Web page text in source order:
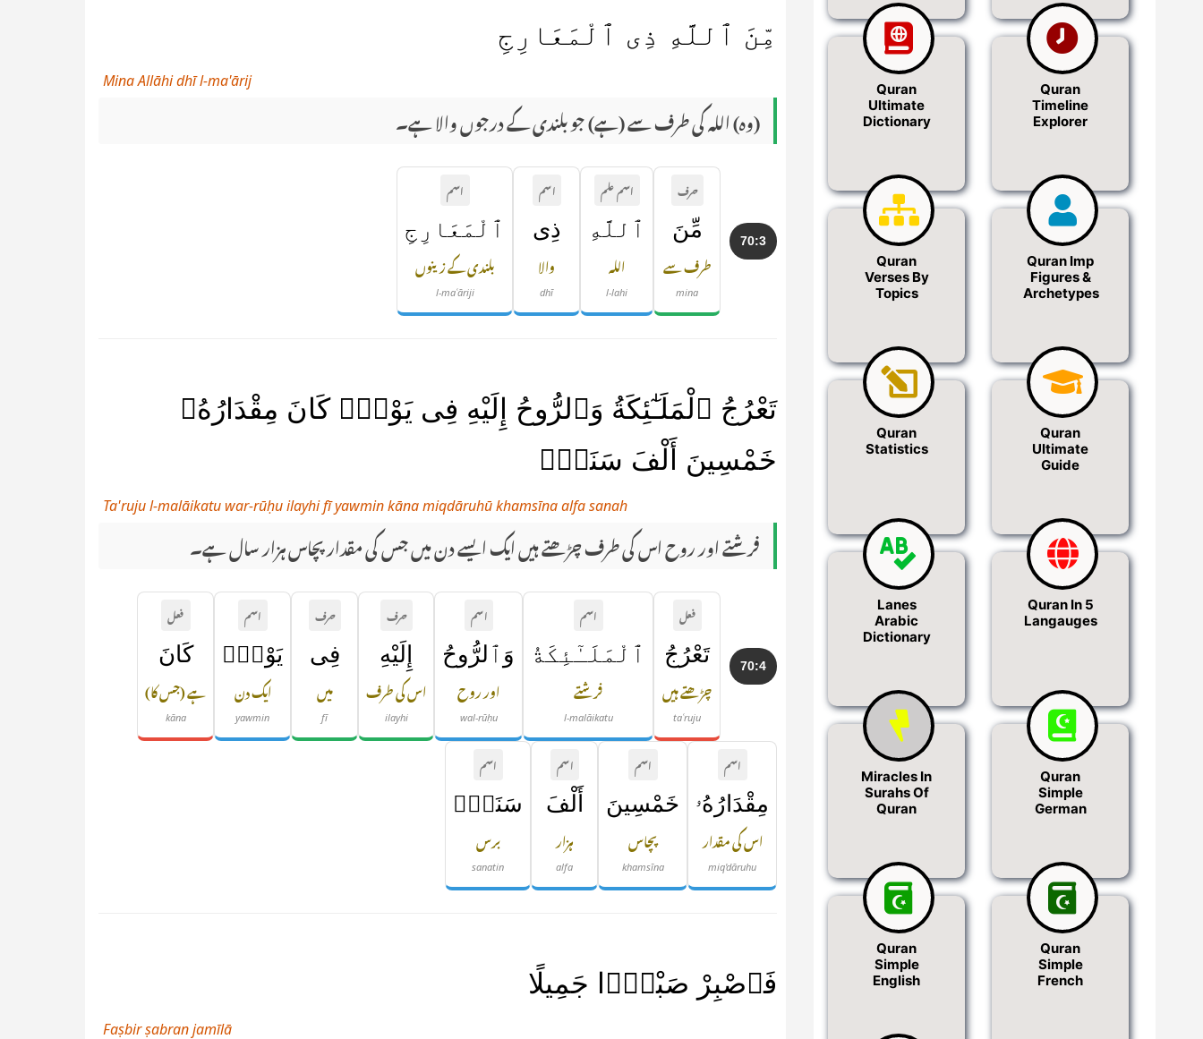
مِّنَ ٱللَّهِ ذِى ٱلْمَعَارِجِ
Mina Allāhi dhī l-ma'ārij
(وہ) اللہ کی طرف سے (ہے) جو بلندی کے درجوں والا ہے۔
70:3
حرف
مِّنَ
طرف سے
mina
اسم علم
ٱللَّهِ
اللہ
l-lahi
اسم
ذِى
والا
dhī
اسم
ٱلْمَعَارِجِ
بلندی کے زینوں
l-maʿāriji
تَعْرُجُ ٱلْمَلَـٰٓئِكَةُ وَٱلرُّوحُ إِلَيْهِ فِى يَوْمٍۢ كَانَ مِقْدَارُهُۥ
خَمْسِينَ أَلْفَ سَنَةٍۢ
Ta'ruju l-malāikatu war-rūḥu ilayhi fī yawmin kāna miqdāruhū khamsīna alfa sanah
فرشتے اور روح اس کی طرف چڑھتے ہیں ایک ایسے دن میں جس کی مقدار پچاس ہزار سال ہے۔
70:4
فعل
تَعْرُجُ
چڑھتے ہیں
taʿruju
اسم
ٱلْمَلَـٰٓئِكَةُ
فرشتے
l-malāikatu
اسم
وَٱلرُّوحُ
اور روح
wal-rūḥu
حرف
إِلَيْهِ
اس کی طرف
ilayhi
حرف
فِى
میں
fī
اسم
يَوْمٍۢ
ایک دن
yawmin
فعل
كَانَ
ہے (جس کا)
kāna
اسم
مِقْدَارُهُۥ
اس کی مقدار
miq'dāruhu
اسم
خَمْسِينَ
پچاس
khamsīna
اسم
أَلْفَ
ہزار
alfa
اسم
سَنَةٍۢ
برس
sanatin
فَٱصْبِرْ صَبْرًۭا جَمِيلًا
Faṣbir ṣabran jamīlā
Quran
Ultimate
Dictionary
Quran
Timeline
Explorer
Quran
Verses By
Topics
Quran Imp
Figures &
Archetypes
Quran
Statistics
Quran
Ultimate
Guide
Lanes
Arabic
Dictionary
Quran In 5
Langauges
Miracles In
Surahs Of
Quran
Quran
Simple
German
Quran
Simple
English
Quran
Simple
French